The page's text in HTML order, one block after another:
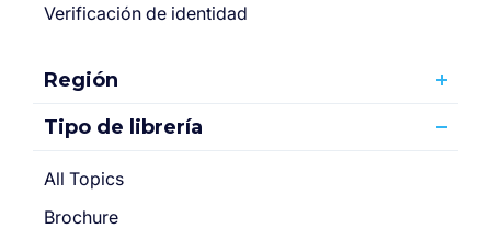
Verificación de identidad
Región
Tipo de librería
All Topics
Brochure